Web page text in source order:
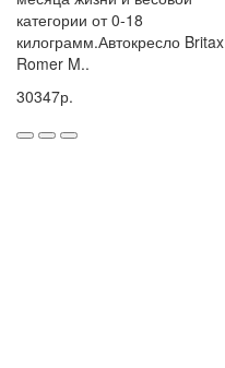
категории от 0-18
килограмм.Автокресло Britax
Romer M..
30347р.